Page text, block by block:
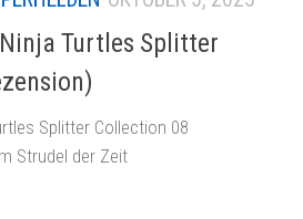
Turtles Splitter
Splitter Collection 08
Strudel der Zeit